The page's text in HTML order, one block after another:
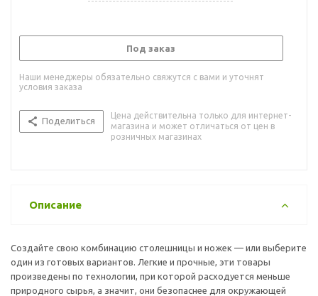
Под заказ
Наши менеджеры обязательно свяжутся с вами и уточнят
условия заказа
Поделиться
Цена действительна только для интернет-
магазина и может отличаться от цен в
розничных магазинах
Описание
Создайте свою комбинацию столешницы и ножек — или выберите
один из готовых вариантов. Легкие и прочные, эти товары
произведены по технологии, при которой расходуется меньше
природного сырья, а значит, они безопаснее для окружающей